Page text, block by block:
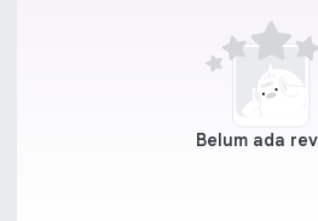
Belum ada